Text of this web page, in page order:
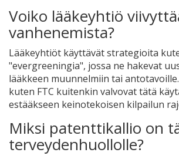
Voiko lääkeyhtiö
vanhenemista?
Lääkeyhtiöt käyttävät strategioita
"evergreeningia", jossa ne hakevat
lääkkeen muunnelmiin tai
kuten FTC kuitenkin valvovat tätä
estääkseen keinotekoisen kilpailun
Miksi patenttikallio on
terveydenhuollolle?